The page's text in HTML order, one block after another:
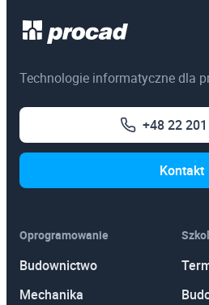
Technologie informatyczne dla
+48 22
Kontakt
Oprogramowanie
Budownictwo
Mechanika